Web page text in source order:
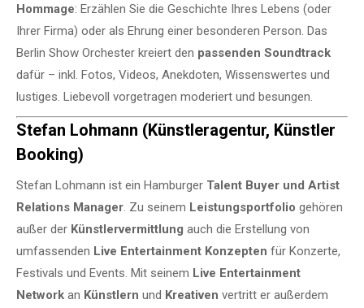
Hommage: Erzählen Sie die Geschichte Ihres Lebens (oder
Ihrer Firma) oder als Ehrung einer besonderen Person. Das
Berlin Show Orchester kreiert den passenden Soundtrack
dafür – inkl. Fotos, Videos, Anekdoten, Wissenswertes und
lustiges. Liebevoll vorgetragen moderiert und besungen.
Stefan Lohmann (Künstleragentur, Künstler
Booking)
Stefan Lohmann ist ein Hamburger Talent Buyer und Artist
Relations Manager. Zu seinem Leistungsportfolio gehören
außer der Künstlervermittlung auch die Erstellung von
umfassenden Live Entertainment Konzepten für Konzerte,
Festivals und Events. Mit seinem Live Entertainment
Network an Künstlern und Kreativen vertritt er außerdem